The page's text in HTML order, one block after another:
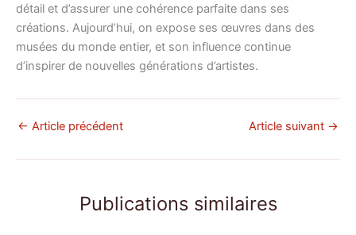
détail et d’assurer une cohérence parfaite dans ses
créations. Aujourd’hui, on expose ses œuvres dans des
musées du monde entier, et son influence continue
d’inspirer de nouvelles générations d’artistes.
← Article précédent Article suivant →
Publications similaires